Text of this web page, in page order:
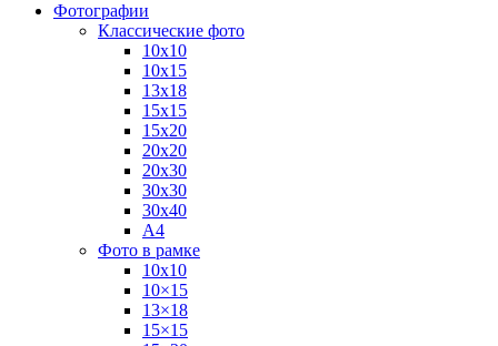
Фотографии
Классические фото
10х10
10х15
13х18
15х15
15х20
20х20
20х30
30х30
30х40
А4
Фото в рамке
10х10
10×15
13×18
15×15